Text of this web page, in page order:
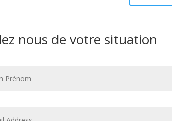
nous de votre situation